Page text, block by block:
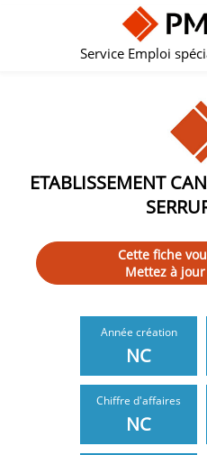
Service Emploi
ETABLISSEMENT
Cette fiche
Mettez à
Année création
NC
Chiffre d'affaires
NC